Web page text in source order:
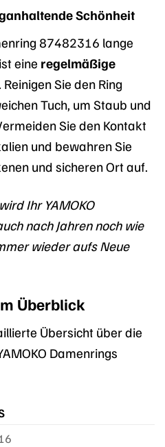
Schönheit
87482316 lange
eine regelmäßige
Sie den Ring
Tuch, um Staub und
Sie den Kontakt
und bewahren Sie
und sicheren Ort auf.
Ihr YAMOKO
nach Jahren noch wie
wieder aufs Neue
Überblick
Übersicht über die
Damenrings